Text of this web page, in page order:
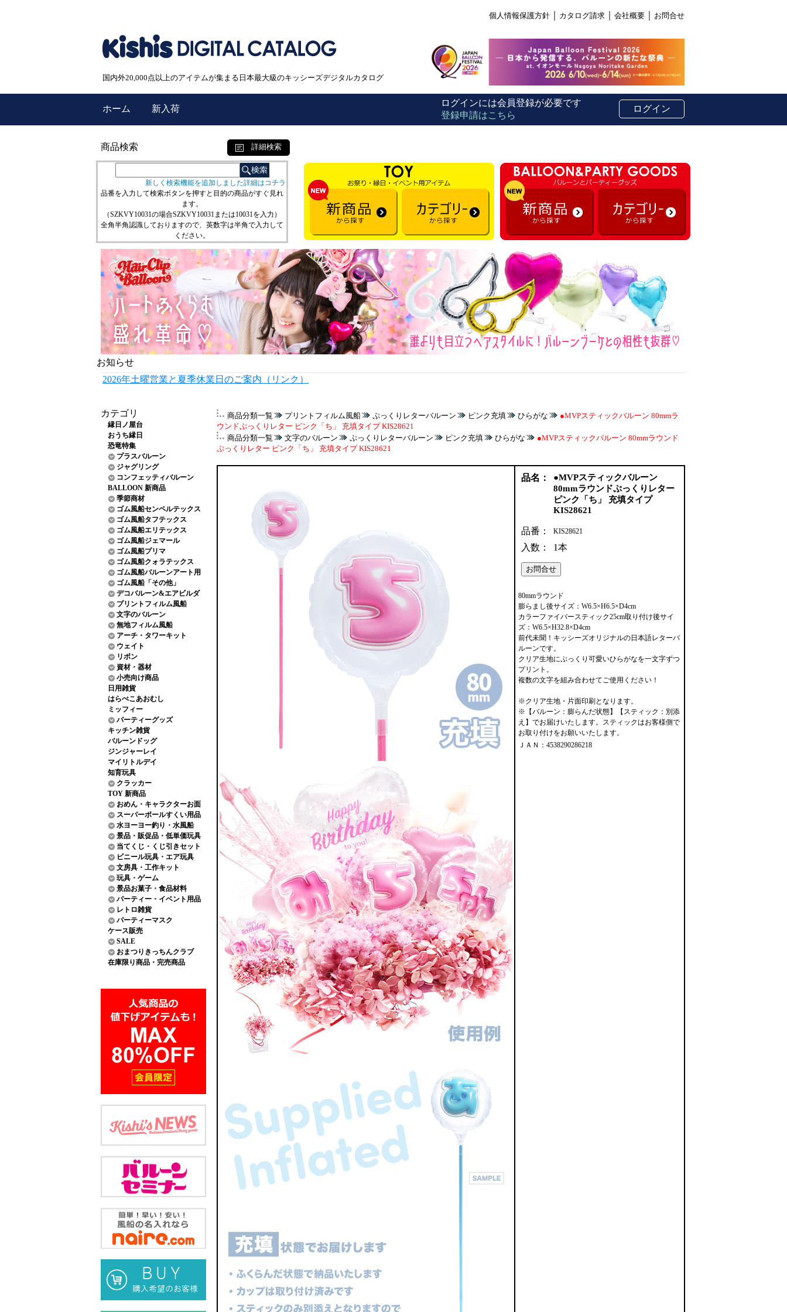
個人情報保護方針 カタログ請求 会社概要 お問合せ
国内外20,000点以上のアイテムが集まる日本最大級のキッシーズデジタルカタログ
ホーム 新入荷
ログインには会員登録が必要です
登録申請はこちら
ログイン
商品検索 詳細検索
新しく検索機能を追加しました詳細はコチラ
品番を入力して検索ボタンを押すと目的の商品がすぐ見れ
ます。
（SZKVY10031の場合SZKVY10031または10031を入力）
全角半角認識しておりますので、英数字は半角で入力して
ください。
お知らせ
2026年土曜営業と夏季休業日のご案内（リンク）
カテゴリ
縁日ノ屋台
おうち縁日
恐竜特集
プラスバルーン
ジャグリング
コンフェッティバルーン
BALLOON 新商品
季節商材
ゴム風船センペルテックス
ゴム風船タフテックス
ゴム風船エリテックス
ゴム風船ジェマール
ゴム風船プリマ
ゴム風船クォラテックス
ゴム風船バルーンアート用
ゴム風船「その他」
デコバルーン&エアビルダ
プリントフィルム風船
文字のバルーン
無地フィルム風船
アーチ・タワーキット
ウェイト
リボン
資材・器材
小売向け商品
日用雑貨
はらぺこあおむし
ミッフィー
パーティーグッズ
キッチン雑貨
バルーンドッグ
ジンジャーレイ
マイリトルデイ
知育玩具
クラッカー
TOY 新商品
おめん・キャラクターお面
スーパーボールすくい用品
水ヨーヨー釣り・水風船
景品・販促品・低単価玩具
当てくじ・くじ引きセット
ビニール玩具・エア玩具
文房具・工作キット
玩具・ゲーム
景品お菓子・食品材料
パーティー・イベント用品
レトロ雑貨
パーティーマスク
ケース販売
SALE
おまつりきっちんクラブ
在庫限り商品・完売商品
商品分類一覧 プリントフィルム風船 ぷっくりレターバルーン ピンク充填 ひらがな
●MVPスティックバルーン 80mmラ
ウンドぷっくりレター ピンク「ち」 充填タイプ KIS28621
商品分類一覧
文字のバルーン ぷっくりレターバルーン ピンク充填 ひらがな
●MVPスティックバルーン 80mmラウンド
ぷっくりレター ピンク「ち」 充填タイプ KIS28621
品名：
●MVPスティックバルーン
80mmラウンドぷっくりレター
ピンク「ち」 充填タイプ
KIS28621
品番： KIS28621
入数： 1本
80mmラウンド
膨らまし後サイズ：W6.5×H6.5×D4cm
カラーファイバースティック25cm取り付け後サイ
ズ：W6.5×H32.8×D4cm
前代未聞！キッシーズオリジナルの日本語レターバ
ルーンです。
クリア生地にぷっくり可愛いひらがなを一文字ずつ
プリント。
複数の文字を組み合わせてご使用ください！
※クリア生地・片面印刷となります。
※【バルーン：膨らんだ状態】【スティック：別添
え】でお届けいたします。スティックはお客様側で
お取り付けをお願いいたします。
ＪＡＮ：4538290286218